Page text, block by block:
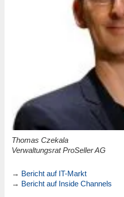
Thomas Czekala
Verwaltungsrat ProSeller AG
→ Bericht auf IT-Markt
→ Bericht auf Inside Channels